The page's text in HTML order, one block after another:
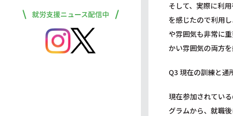
就労支援ニュース配信中
そして、実際に利
を感じたので利用
や雰囲気も非常に
かい雰囲気の両方
Q3 現在の訓練と通
現在参加されてい
グラムから、就職